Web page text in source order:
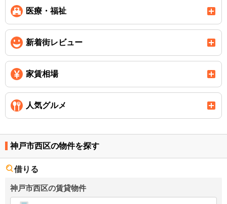
医療・福祉
新着街レビュー
家賃相場
人気グルメ
神戸市西区の物件を探す
借りる
神戸市西区の賃貸物件